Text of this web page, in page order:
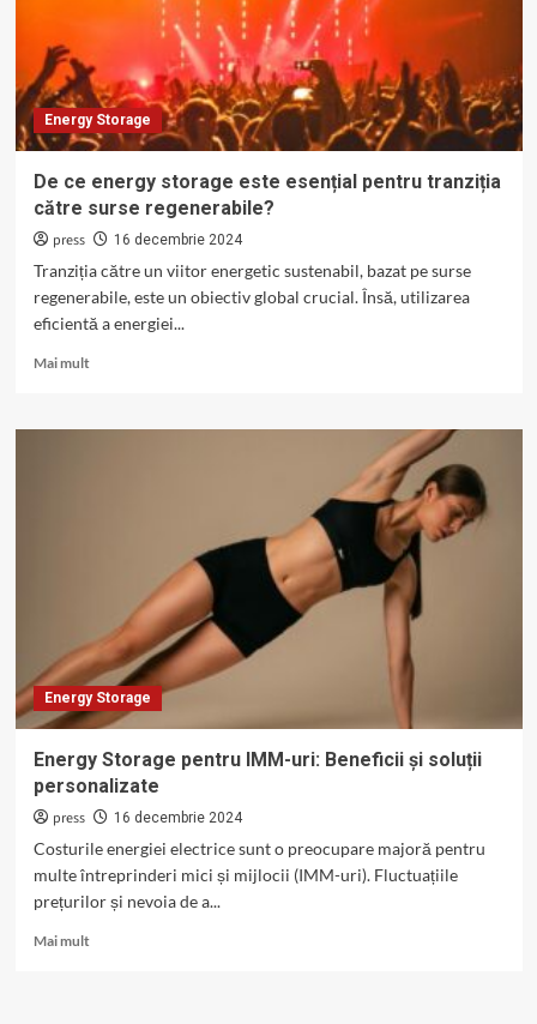
sistem
de
energy
storage?
Energy Storage
De ce energy storage este esențial pentru tranziția
către surse regenerabile?
press 16 decembrie 2024
Tranziția către un viitor energetic sustenabil, bazat pe surse
regenerabile, este un obiectiv global crucial. Însă, utilizarea
eficientă a energiei...
Mai multRead
De
surse
regenerabile?
Energy Storage
Energy Storage pentru IMM-uri: Beneficii și soluții
personalizate
press 16 decembrie 2024
Costurile energiei electrice sunt o preocupare majoră pentru
multe întreprinderi mici și mijlocii (IMM-uri). Fluctuațiile
prețurilor și nevoia de a...
Mai multRead